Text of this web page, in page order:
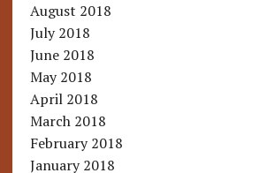
August 2018
July 2018
June 2018
May 2018
April 2018
March 2018
February 2018
January 2018